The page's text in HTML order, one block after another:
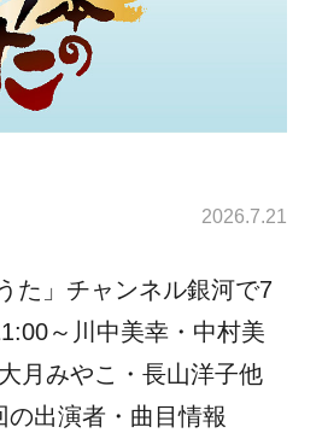
2026.7.21
た」チャンネル銀河で7
～川中美幸・中村美
月みやこ・長山洋子他
出演者・曲目情報